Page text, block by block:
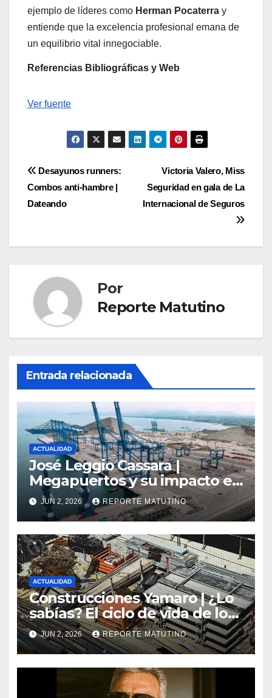
ejemplo de líderes como Herman Pocaterra y
entiende que la excelencia profesional emana de
un equilibrio vital innegociable.
Referencias Bibliográficas y Web
Navegación
entradas
Ver fuente
Navegación
de
Victoria Valero, Miss
Seguridad en gala de La
Internacional de Seguros
Desayunos runners:
Combos anti-hambre |
Dateando
Por
Reporte Matutino
Entrada relacionada
ACTUALIDAD
José Leggio Cassara |
Megapuertos y su impacto en
el turismo y el comercio
global
JUN 2, 2026 REPORTE MATUTINO
ACTUALIDAD
Construcciones Yamaro | ¿Lo
sabías? El ciclo de vida de los
materiales de construcción
revoluciona eficiencia en
proyectos modernos
JUN 2, 2026 REPORTE MATUTINO